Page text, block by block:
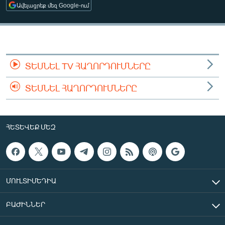
ՄԻՋԱԶԳԱՅԻՆ
ՄՇԱԿՈՒՅԹ
ՄԵԿՆԱԲԱՆՈՒԹՅՈՒՆ
ՏՏ ԵՒ ԻՆՏԵՐՆԵՏ
ԿՈՐՈՆԱՎԻՐՈՒՍ
ԱՐԽԻՎ
ԲԱՆԱՎԵՃ
ՁԳՏԵԼՈՎ ԼԱՎԱԳՈՒՅՆԻՆ
Հայերեն
Ավելացրեք մեզ Google-ում
ՏԵՍՆԵԼ TV ՀԱՂՈՐԴՈՒՄՆԵՐԸ
ՏԵՍՆԵԼ ՀԱՂՈՐԴՈՒՄՆԵՐԸ
ՀԵՏԵՎԵՔ ՄԵԶ
ՄՈՒԼՏԻՄԵԴԻԱ
ԲԱԺԻՆՆԵՐ